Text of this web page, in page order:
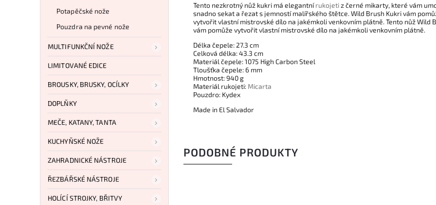
Potapěčské nože
Pouzdra na pevné nože
MULTIFUNKČNÍ NOŽE
LIMITOVANÉ EDICE
BROUSKY, BRUSKY, OCÍLKY
DOPLŇKY
MEČE, KATANY, TANTA
KUCHYŇSKÉ NOŽE
ZAHRADNICKÉ NÁSTROJE
ŘEZBÁŘSKÉ NÁSTROJE
HOLÍCÍ STROJKY, BŘITVY
Tento nezkrotný nůž kukri má elegantnírukojetiz černé mikarty, které vám
snadno sekat a řezat s jemností malířského štětce. Wild Brush Kukri vám
vytvořit vlastní mistrovské dílo na jakémkoli venkovním plátně. Tento nůž Wild
vám pomůže vytvořit vlastní mistrovské dílo na jakémkoli venkovním plátně.
Délka čepele: 27.3 cm
Celková délka: 43.3 cm
Materiál čepele: 1075 High Carbon Steel
Tloušťka čepele: 6 mm
Hmotnost: 940 g
Materiál rukojeti: Micarta
Pouzdro: Kydex
Made in El Salvador
PODOBNÉ PRODUKTY